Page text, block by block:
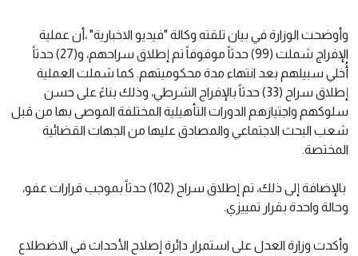
وأوضحت الوزارة في بيان تلقته وكالة "فيديو الاخبارية" ،أن عملية
الإفراج شملت (99) حدثاً موقوفاً تم إطلاق سراحهم، و(27) حدثاً
أُخلي سبيلهم بعد انتهاء مدة محكوميتهم. كما شملت العملية
إطلاق سراح (33) حدثاً بالإفراج الشرطي، وذلك بناءً على حسن
سلوكهم واجتيازهم الدورات التأهيلية المختلفة الموصى بها من قبل
شعب البحث الاجتماعي والمصادق عليها من الجهات القضائية
المختصة.
بالإضافة إلى ذلك، تم إطلاق سراح (102) حدثاً بموجب قرارات عفو،
وحالة واحدة بقرار تمييزي.
وأكدت وزارة العدل على استمرار دائرة إصلاح الأحداث في الاضطلاع